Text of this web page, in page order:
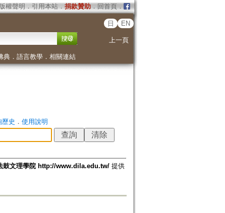
版權聲明 ． 引用本站． 捐款贊助．回首頁．
日 EN
上一頁
典． 語言教學． 相關連結
歷史 ． 使用說明
鼓文理學院 http://www.dila.edu.tw/提供